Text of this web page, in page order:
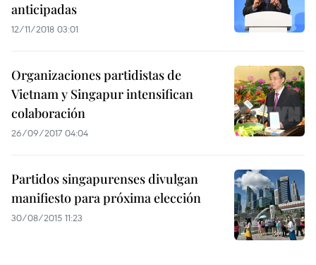
anticipadas
12/11/2018 03:01
Organizaciones partidistas de
Vietnam y Singapur intensifican
colaboración
26/09/2017 04:04
Partidos singapurenses divulgan
manifiesto para próxima elección
30/08/2015 11:23